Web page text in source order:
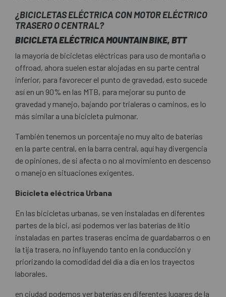
¿BICICLETAS ELÉCTRICA CON MOTOR ELÉCTRICO
TRASERO O CENTRAL?
BICICLETA ELÉCTRICA MOUNTAIN BIKE, BTT
la mayoría de bicicletas eléctricas para uso de montaña o
offroad, ahora suelen estar alojadas en su parte central
inferior, para favorecer el punto de gravedad, esto sucede
así en un 90% en las MTB, para mejorar su punto de
gravedad y manejo, bajando por trialeras o caminos, es lo
más similar a una bicicleta pulmonar.
También tenemos un porcentaje no muy alto de baterías
en la parte central, en la barra central, aquí hay divergencia
de opiniones, de si afecta o no al movimiento en descenso
o manejo en situaciones exigentes.
Bicicleta eléctrica Urbana
En las bicicletas urbanas, se ven instaladas en diferentes
partes de la bici, así podemos ver las baterías de lítio
instaladas en partes traseras encima de guardabarros o en
la tija trasera, no influyendo tanto en la conducción y
priorizando la comodidad del día a día en los trayectos
laborales.
en ciudad podemos ver baterías en diferentes lugares de la